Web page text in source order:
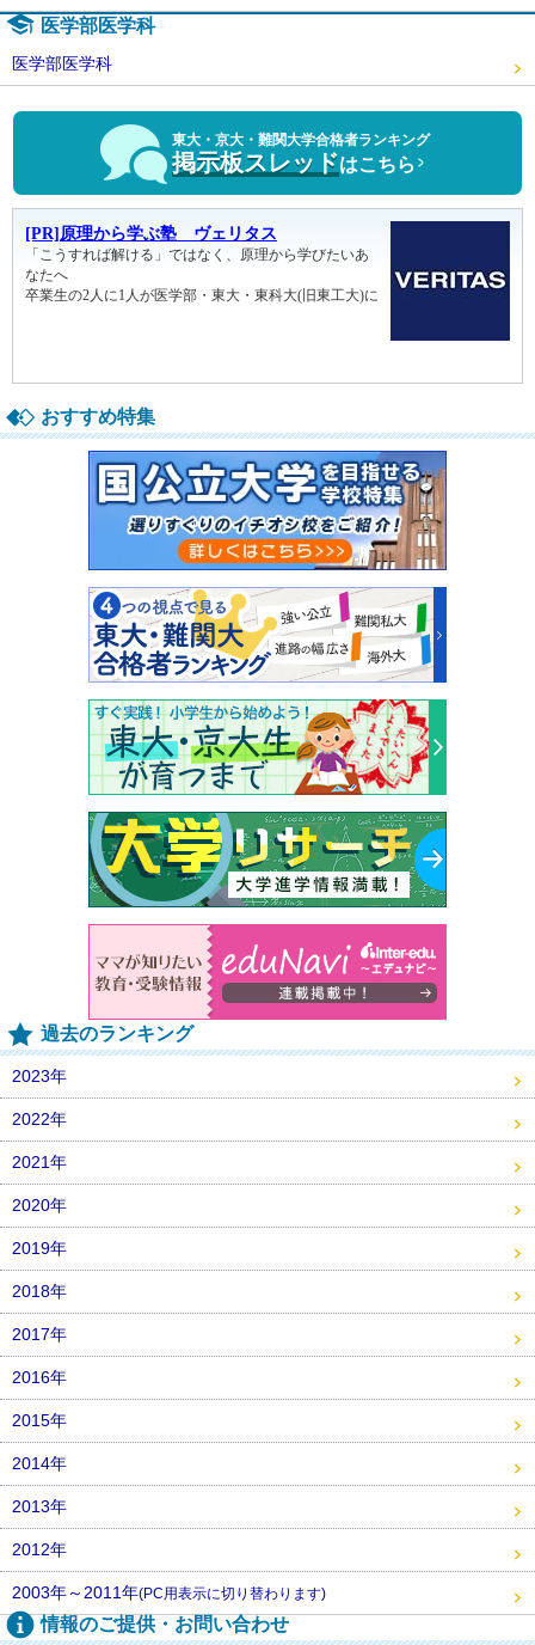
医学部医学科
医学部医学科
東大・京大・難関大学合格者ランキング
掲示板スレッドはこちら
おすすめ特集
過去のランキング
2023年
2022年
2021年
2020年
2019年
2018年
2017年
2016年
2015年
2014年
2013年
2012年
2003年～2011年(PC用表示に切り替わります)
情報のご提供・お問い合わせ